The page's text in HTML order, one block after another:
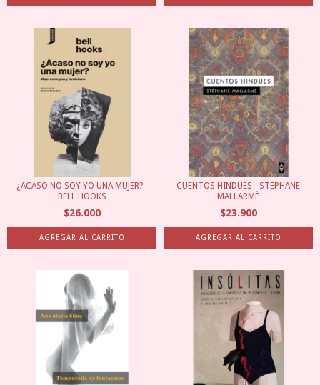
¿ACASO NO SOY YO UNA MUJER? -
BELL HOOKS
$26.000
CUENTOS HINDÚES - STÉPHANE
MALLARMÉ
$23.900